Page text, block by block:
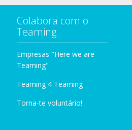
Colabora com o
Teaming
Empresas "Here we are
Teaming"
Teaming 4 Teaming
Torna-te voluntário!